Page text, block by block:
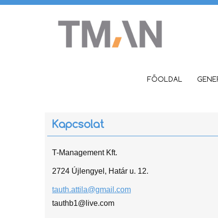
FŐOLDAL
Kapcsolat
T-Management Kft.
2724 Újlengyel, Határ u. 12.
tauth.attila@gmail.com
tauthb1@live.com